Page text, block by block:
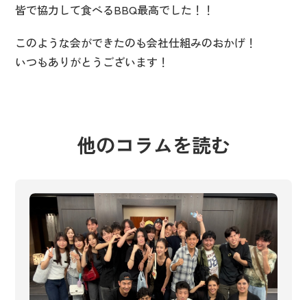
皆で協力して食べるBBQ最高でした！！
このような会ができたのも会社仕組みのおかげ！
いつもありがとうございます！
他のコラムを読む